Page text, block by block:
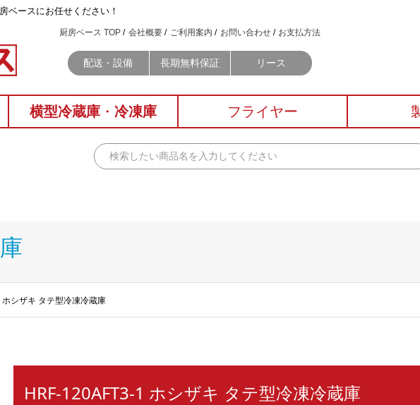
ベースにお任せください！
厨房ベース TOP 会社概要 ご利用案内 お問い合わせ お支払方法
配送・設備 長期無料保証 リース
横型冷蔵庫 ・ 冷凍庫 フライヤー
シザキ タテ型冷凍冷蔵庫
HRF-120AFT3-1 ホシザキ タテ型冷凍冷蔵庫